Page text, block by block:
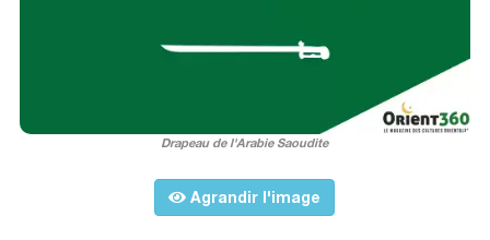
Drapeau de l'Arabie Saoudite
Agrandir l'image